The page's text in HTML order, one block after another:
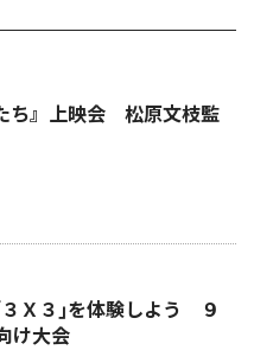
ち』上映会 松原文枝監
Ｘ３｣を体験しよう ９
け大会